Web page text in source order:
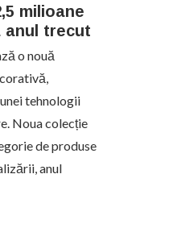
milioane
anul trecut
o nouă
tehnologii
Noua colecție
de produse
anul